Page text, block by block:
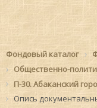
Фондовый каталог
Общественно-
П-30. Абаканский
Опись